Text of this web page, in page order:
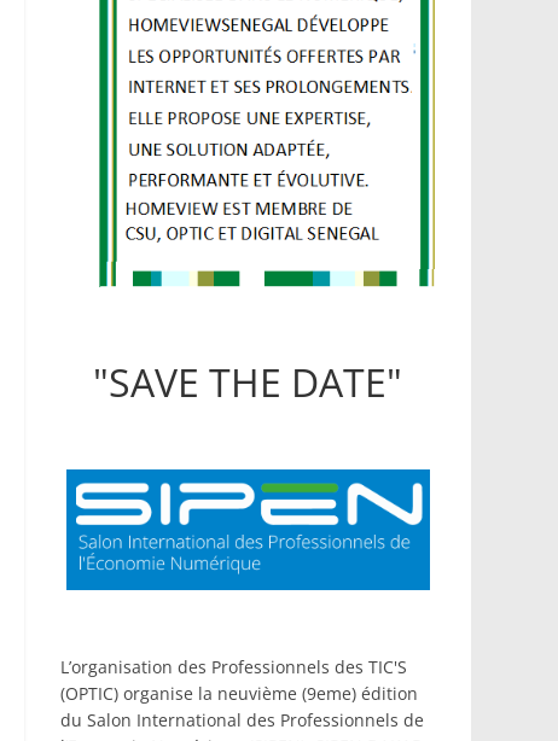
"SAVE THE DATE"
L’organisation des Professionnels des TIC'S
(OPTIC) organise la neuvième (9eme) édition
du Salon International des Professionnels de